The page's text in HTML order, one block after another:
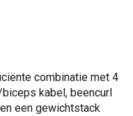
combinatie met 4
kabel, beencurl
een gewichtstack